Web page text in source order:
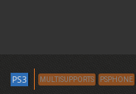
PS3 MULTISUPPORTS PSPHONE